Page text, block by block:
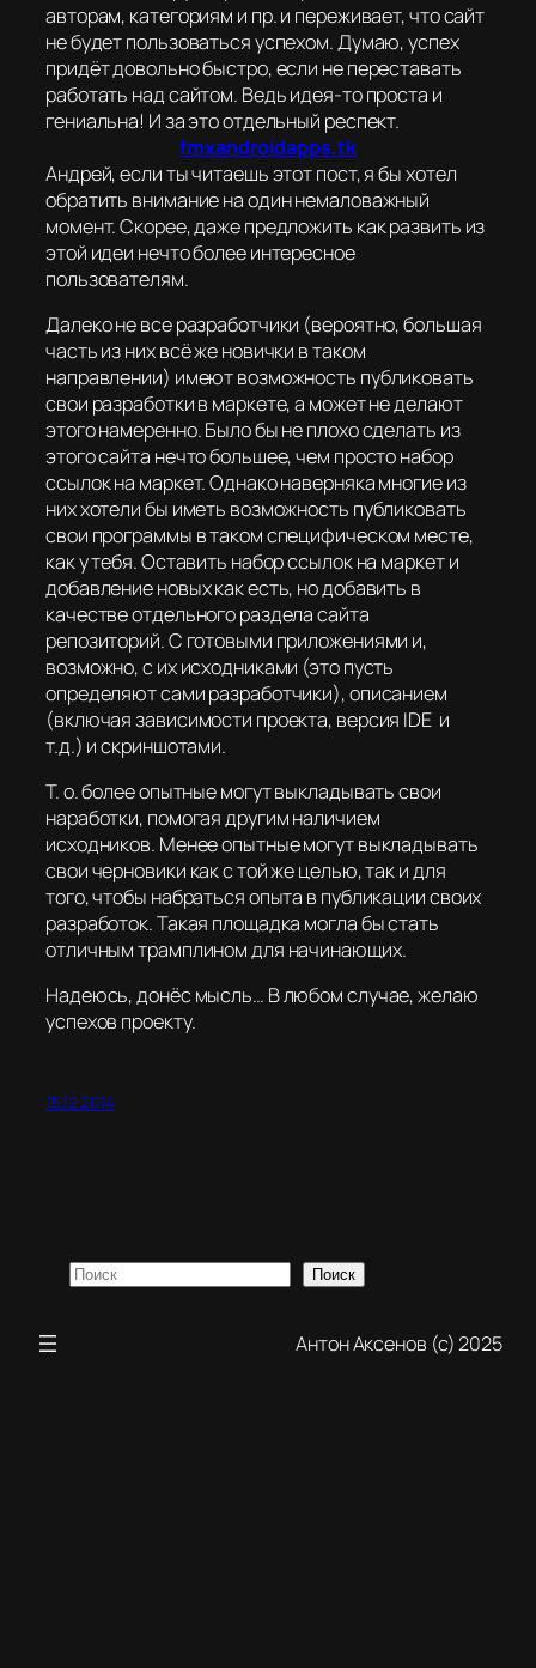
авторам, категориям и пр. и переживает, что сайт
не будет пользоваться успехом. Думаю, успех
придёт довольно быстро, если не переставать
работать над сайтом. Ведь идея-то проста и
гениальна! И за это отдельный респект.
fmxandroidapps.tk
Андрей, если ты читаешь этот пост, я бы хотел
обратить внимание на один немаловажный
момент. Скорее, даже предложить как развить из
этой идеи нечто более интересное
пользователям.
Далеко не все разработчики (вероятно, большая
часть из них всё же новички в таком
направлении) имеют возможность публиковать
свои разработки в маркете, а может не делают
этого намеренно. Было бы не плохо сделать из
этого сайта нечто большее, чем просто набор
ссылок на маркет. Однако наверняка многие из
них хотели бы иметь возможность публиковать
свои программы в таком специфическом месте,
как у тебя. Оставить набор ссылок на маркет и
добавление новых как есть, но добавить в
качестве отдельного раздела сайта
репозиторий. С готовыми приложениями и,
возможно, с их исходниками (это пусть
определяют сами разработчики), описанием
(включая зависимости проекта, версия IDE и
т.д.) и скриншотами.
Т. о. более опытные могут выкладывать свои
наработки, помогая другим наличием
исходников. Менее опытные могут выкладывать
свои черновики как с той же целью, так и для
того, чтобы набраться опыта в публикации своих
разработок. Такая площадка могла бы стать
отличным трамплином для начинающих.
Надеюсь, донёс мысль… В любом случае, желаю
успехов проекту.
15.12.2014
Поиск Поиск
Антон Аксенов (с) 2025